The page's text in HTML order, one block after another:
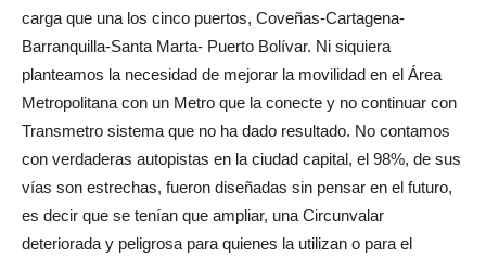
carga que una los cinco puertos, Coveñas-Cartagena-
Barranquilla-Santa Marta- Puerto Bolívar. Ni siquiera
planteamos la necesidad de mejorar la movilidad en el Área
Metropolitana con un Metro que la conecte y no continuar con
Transmetro sistema que no ha dado resultado. No contamos
con verdaderas autopistas en la ciudad capital, el 98%, de sus
vías son estrechas, fueron diseñadas sin pensar en el futuro,
es decir que se tenían que ampliar, una Circunvalar
deteriorada y peligrosa para quienes la utilizan o para el